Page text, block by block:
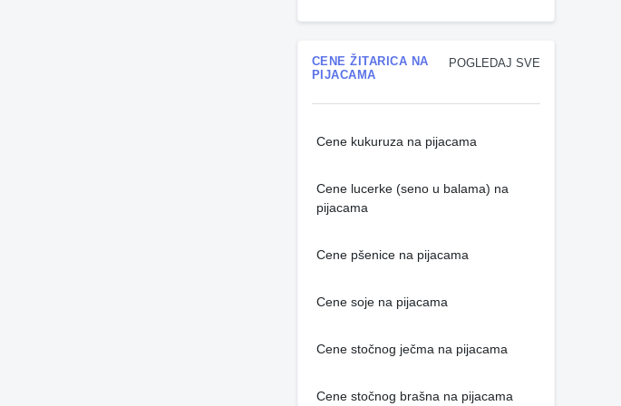
POGLEDAJ SVE
CENE ŽITARICA NA
PIJACAMA
Cene kukuruza na pijacama
Cene lucerke (seno u balama) na
pijacama
Cene pšenice na pijacama
Cene soje na pijacama
Cene stočnog ječma na pijacama
Cene stočnog brašna na pijacama